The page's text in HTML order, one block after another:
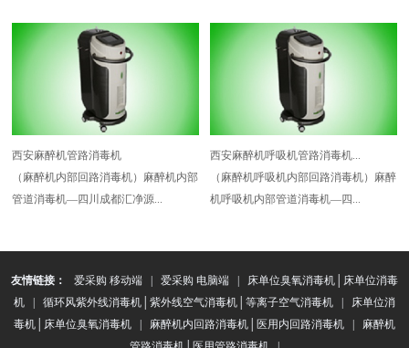
西安麻醉机管路消毒机
（麻醉机内部回路消毒机）麻醉机内部
管道消毒机—四川成都汇净源...
西安麻醉机呼吸机管路消毒机...
（麻醉机呼吸机内部回路消毒机）麻醉
机呼吸机内部管道消毒机—四...
友情链接： 爱采购 移动端 爱采购 电脑端
床单位臭氧消毒机│床单位消毒
机
循环风紫外线消毒机│紫外线空气消毒机│等离子空气消毒机
床单位消
毒机│床单位臭氧消毒机
麻醉机内回路消毒机│医用内回路消毒机
麻醉机